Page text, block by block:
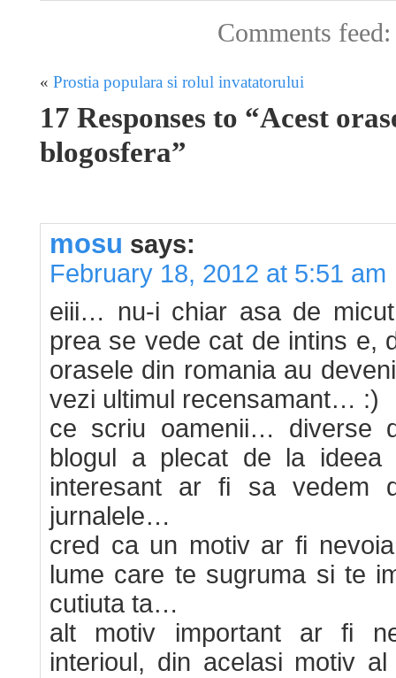
Comments
« Prostia populara si rolul invatatorului
17 Responses to “Acest
blogosfera”
mosu says:
February 18, 2012 at 5:51 am
eiii… nu-i chiar asa de
prea se vede cat de intins e,
orasele din romania au
vezi ultimul recensamant… :)
ce scriu oamenii… diverse
blogul a plecat de la ideea
interesant ar fi sa vedem
jurnalele…
cred ca un motiv ar fi
lume care te sugruma si te
cutiuta ta…
alt motiv important ar fi
interioul, din acelasi motiv